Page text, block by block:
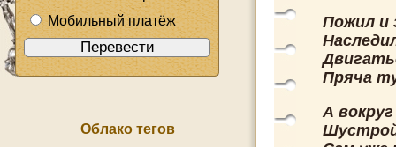
Мобильный платёж
Облако тегов
Пожил и
Пряча
А